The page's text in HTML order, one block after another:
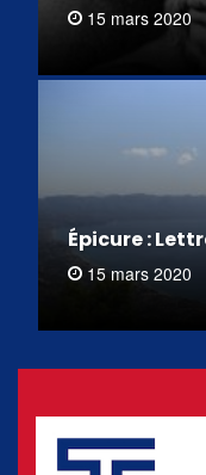
15 mars 2020
Épicure :
15 mars 2020